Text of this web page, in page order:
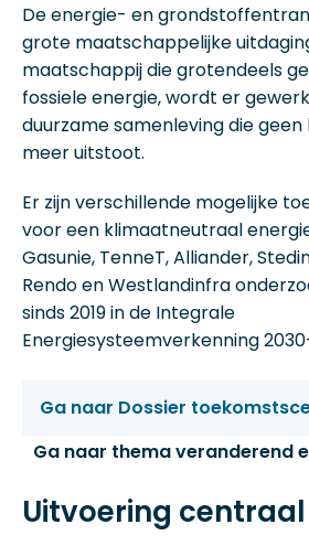
De energie- en
grote maatschappelijke
maatschappij die grotendeels
fossiele energie, wordt er
duurzame samenleving die
meer uitstoot.
Er zijn verschillende mogelijke
voor een klimaatneutraal
Gasunie, TenneT, Alliander,
Rendo en Westlandinfra
sinds 2019 in de Integrale
Energiesysteemverkenning
Ga naar Dossier
Ga naar thema veranderend
Uitvoering centraal